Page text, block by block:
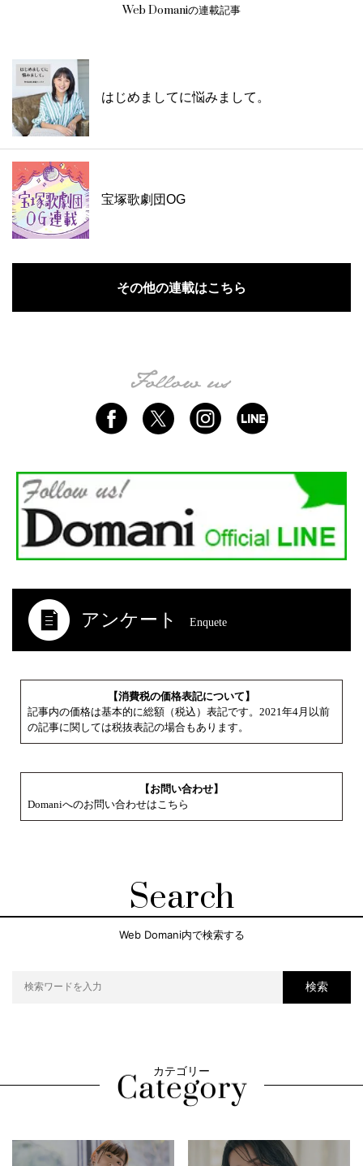
Web Domaniの連載記事
はじめましてに悩みまして。
宝塚歌劇団OG
その他の連載はこちら
アンケート Enquete
【消費税の価格表記について】
記事内の価格は基本的に総額（税込）表記です。2021年4月以前
の記事に関しては税抜表記の場合もあります。
【お問い合わせ】
Domaniへのお問い合わせはこちら
Search
Web Domani内で検索する
検索
カテゴリー